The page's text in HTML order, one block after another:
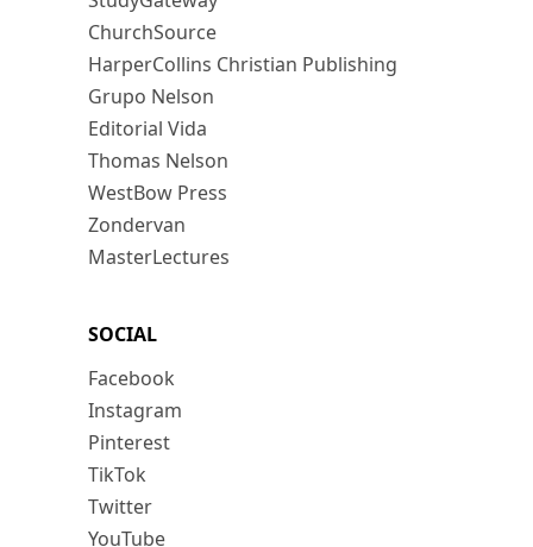
ChurchSource
HarperCollins Christian Publishing
Grupo Nelson
Editorial Vida
Thomas Nelson
WestBow Press
Zondervan
MasterLectures
SOCIAL
Facebook
Instagram
Pinterest
TikTok
Twitter
YouTube